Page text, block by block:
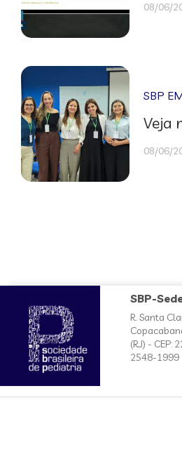
08/06/
SBP
Veja
08/06/
SBP-
R. Santa
(RJ) - CEP:
2548-1999